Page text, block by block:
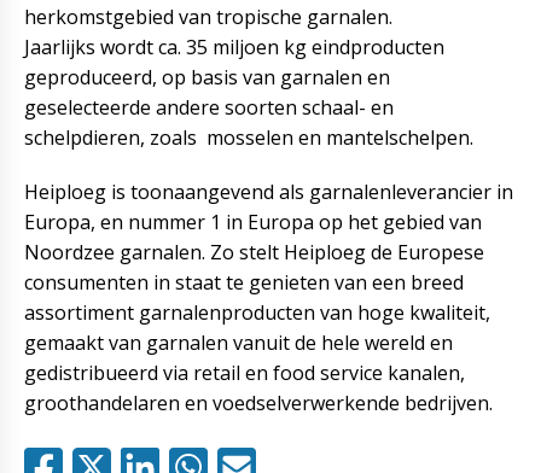
herkomstgebied van tropische garnalen.
Jaarlijks wordt ca. 35 miljoen kg eindproducten
geproduceerd, op basis van garnalen en
geselecteerde andere soorten schaal- en
schelpdieren, zoals mosselen en mantelschelpen.
Heiploeg is toonaangevend als garnalenleverancier in
Europa, en nummer 1 in Europa op het gebied van
Noordzee garnalen. Zo stelt Heiploeg de Europese
consumenten in staat te genieten van een breed
assortiment garnalenproducten van hoge kwaliteit,
gemaakt van garnalen vanuit de hele wereld en
gedistribueerd via retail en food service kanalen,
groothandelaren en voedselverwerkende bedrijven.